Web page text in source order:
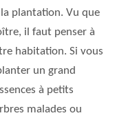
plantation. Vu que
il faut penser à
habitation. Si vous
un grand
à petits
malades ou